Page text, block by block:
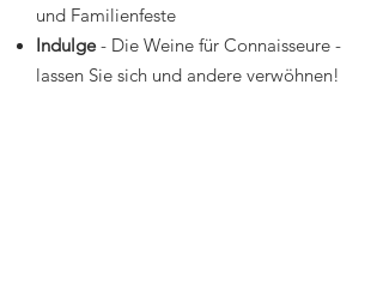
und Familienfeste
Indulge- Die Weine für Connaisseure -
lassen Sie sich und andere verwöhnen!